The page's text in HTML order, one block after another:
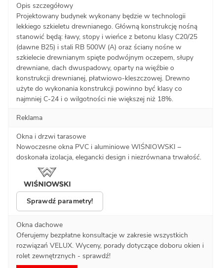
Opis szczegółowy
Projektowany budynek wykonany będzie w technologii
lekkiego szkieletu drewnianego. Główną konstrukcję nośną
stanowić będą: ławy, stopy i wieńce z betonu klasy C20/25
(dawne B25) i stali RB 500W (A) oraz ściany nośne w
szkielecie drewnianym spięte podwójnym oczepem, słupy
drewniane, dach dwuspadowy, oparty na więźbie o
konstrukcji drewnianej, płatwiowo-kleszczowej. Drewno
użyte do wykonania konstrukcji powinno być klasy co
najmniej C-24 i o wilgotności nie większej niż 18%.
Reklama
Okna i drzwi tarasowe
Nowoczesne okna PVC i aluminiowe WIŚNIOWSKI –
doskonała izolacja, elegancki design i niezrównana trwałość.
Sprawdź parametry!
Okna dachowe
Oferujemy bezpłatne konsultacje w zakresie wszystkich
rozwiązań VELUX. Wyceny, porady dotyczące doboru okien i
rolet zewnętrznych - sprawdź!